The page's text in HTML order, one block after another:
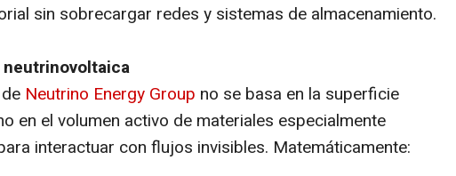
sin sobrecargar redes y sistemas de almacenamiento.
Neutrino Energy Group no se basa en la superficie
en el volumen activo de materiales especialmente
interactuar con flujos invisibles. Matemáticamente: